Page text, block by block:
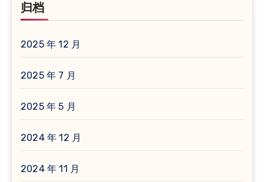
归档
2025 年 12 月
2025 年 7 月
2025 年 5 月
2024 年 12 月
2024 年 11 月